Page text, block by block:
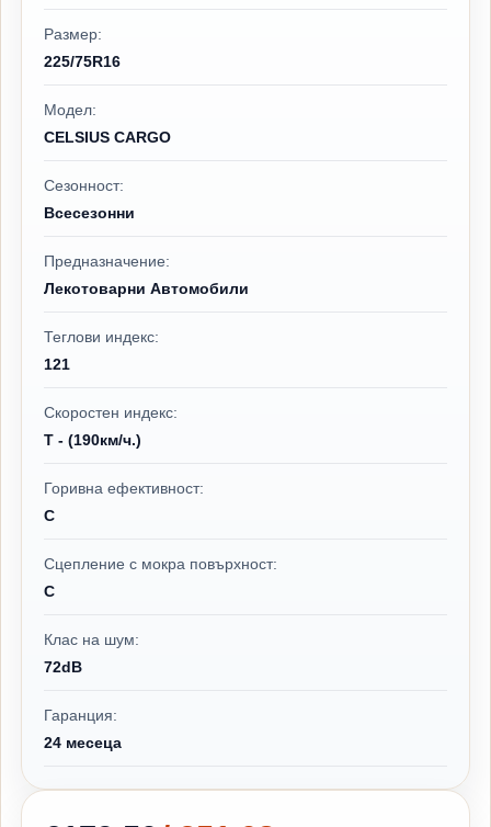
Размер:
225/75R16
Модел:
CELSIUS CARGO
Сезонност:
Всесезонни
Предназначение:
Лекотоварни Автомобили
Теглови индекс:
121
Скоростен индекс:
T - (190км/ч.)
Горивна ефективност:
C
Сцепление с мокра повърхност:
C
Клас на шум:
72dB
Гаранция:
24 месеца